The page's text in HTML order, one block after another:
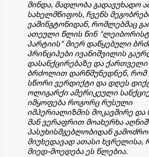
მინდა, მადლობა გადავუხადო
სახელმწიფოს, ჩვენს
ვაშინგტონიდან, რომლებმაც
ათეული წლის წინ
პარტიის" მიერ დაწყებული
პრინციპები ივანიშვილის
დასანქცირებაზე და
ბრძოლით დარწმუნედნენ, რომ
სწორი ვერდიქტი და დღეს
ოლიგარქი ამერიკეული
იმყოფება როგორც რუსული
იმპერიალიზმის მოკავშირე და
მან ვერაფრით მოახერხა
პასუხისმგებლობიდან
მიუხედავად ათასი ხვრელისა,
მიედ-მოედება ეს წლებია.